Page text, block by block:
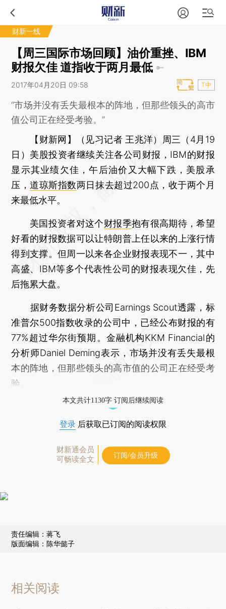
财新一线
【周三国际市场回顾】油价重挫、IBM
财报欠佳 道指收于两月最低
2017年04月20日 09:58 T中
“市场并没有丢失最根本的阵地，但那些领头的高市
值公司正在经受考验。”
【财新网】（见习记者 王兆洋）
周三（4月19
日）美股投资者继续关注各公司财报，IBM的财报
显示其业绩欠佳，午后油价又大幅下跌，美股承
压，道琼斯指数两日抹去超过200点，收于两个月
来最低水平。
美国投资者对这个财报季抱有很高期待，希望
好看的财报数据可以让特朗普上任以来的上涨行情
得到支撑。但周一以来各企业财报表现不一，其中
高盛、IBM等多个代表性公司的财报表现欠佳，先
后拖累大盘。
据财务数据分析公司Earnings Scout透露，标
准普尔500指数收录的公司中，已经公布财报的有
77%超过华尔街预期。金融机构KKM Financial的
分析师Daniel Deming表示，市场并没有丢失最根
本的阵地，但那些领头的高市值的公司正在经受考
验。
本文共计1130字 订阅后继续阅读
登录 后获取已订阅的阅读权限
财新通会员
可畅读全文
订阅/会员升级
责任编辑：蒋飞
版面编辑：陈华懿子
相关阅读